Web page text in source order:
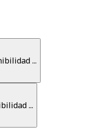
5 estrellas. Revisiones
...
...